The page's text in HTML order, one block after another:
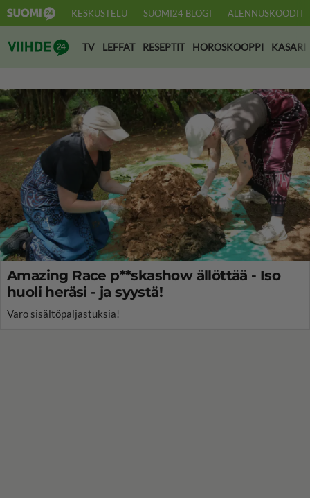
KESKUSTELU SUOMI24 BLOGI ALENNUSKOODIT
Suomi24 Viihde
TV LEFFAT RESEPTIT HOROSKOOPPI KASARI
Amazing Race p**skashow ällöttää - Iso
huoli heräsi - ja syystä!
Varo sisältöpaljastuksia!